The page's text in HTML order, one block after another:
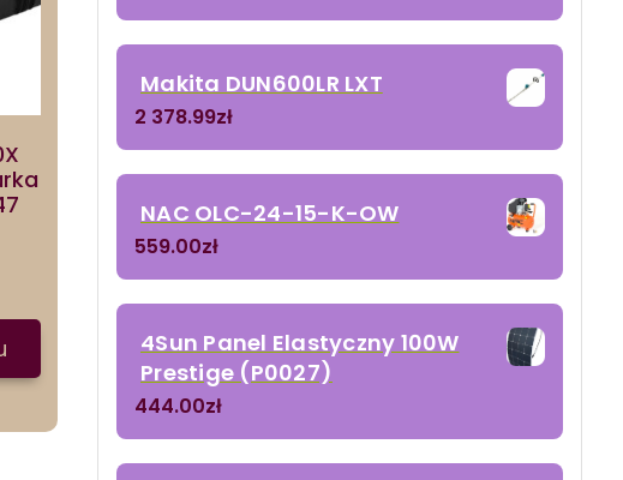
Makita DUN600LR LXT
2 378.99zł
NAC OLC-24-15-K-OW
559.00zł
4Sun Panel Elastyczny 100W
Prestige (P0027)
444.00zł